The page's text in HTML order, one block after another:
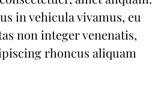
in vehicula vivamus, eu
non integer venenatis,
rhoncus aliquam